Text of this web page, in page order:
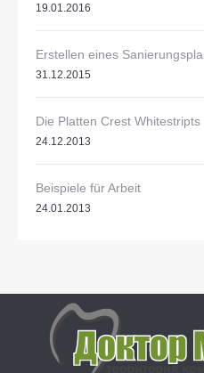
19.01.2016
Erstellen eines
31.12.2015
Die Platten Crest Whitestripts
24.12.2013
Beispiele für Arbeit
24.01.2013